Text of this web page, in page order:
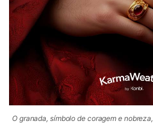
O granada, símbolo de coragem e